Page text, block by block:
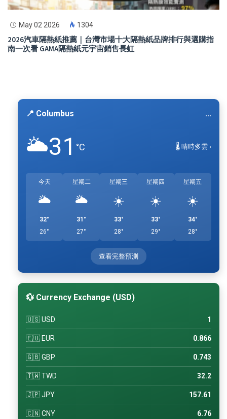
May 02 2026 1304
2026汽車隔熱紙推薦｜台灣市場十大隔熱紙品牌排行與選購指
南一次看 GAMA隔熱紙元宇宙銷售長虹
📍 Columbus ...
🌥️31 °C 🌡️ 晴時多雲 ›
今天
🌥️
32°
26°
星期二
🌥️
31°
27°
星期三
☀️
33°
28°
星期四
☀️
33°
29°
星期五
☀️
34°
28°
查看完整預測
💱 Currency Exchange (USD)
🇺🇸 USD 1
🇪🇺 EUR 0.866
🇬🇧 GBP 0.743
🇹🇼 TWD 32.2
🇯🇵 JPY 157.61
🇨🇳 CNY 6.76